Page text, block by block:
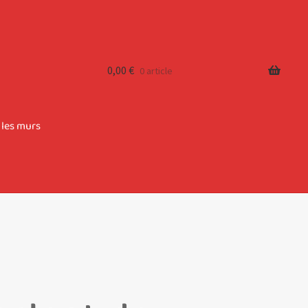
murs
0,00 € 0 article